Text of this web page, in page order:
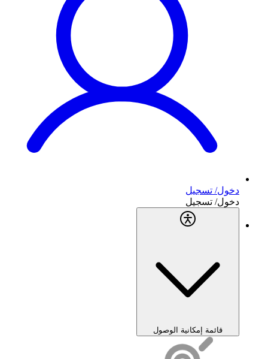
دخول/ تسجيل
دخول/ تسجيل
قائمة إمكانية الوصول